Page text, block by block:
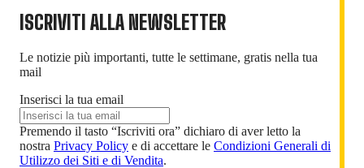
ISCRIVITI ALLA NEWSLETTER
Le notizie più importanti, tutte le settimane, gratis nella tua
mail
Inserisci la tua email
Premendo il tasto “Iscriviti ora” dichiaro di aver letto la
nostra Privacy Policy e di accettare le Condizioni Generali di
Utilizzo dei Siti e di Vendita.